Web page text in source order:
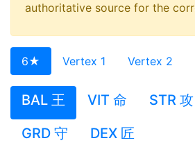
authoritative source for the
6★ Vertex 1 Vertex 2
BAL 王 VIT 命 STR 攻
GRD 守
DEX 匠